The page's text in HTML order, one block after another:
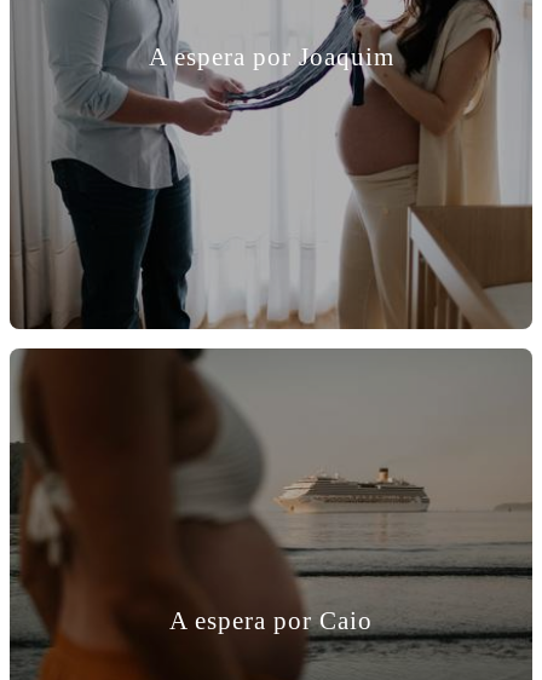
A espera por Joaquim
A espera por Caio